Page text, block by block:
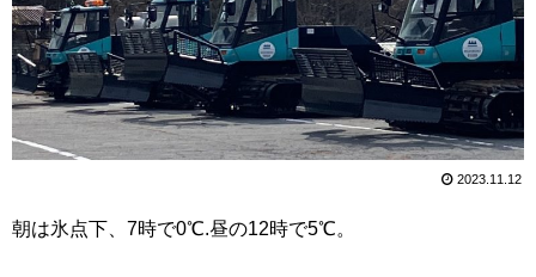
2023.11.12
朝は氷点下、7時で0℃.昼の12時で5℃。